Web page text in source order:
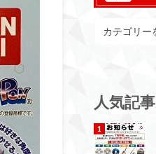
人気記事